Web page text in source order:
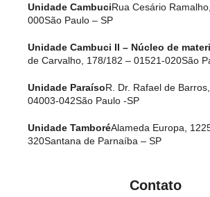
Unidade CambuciRua Cesário
000São Paulo – SP
Unidade Cambuci II – Núcleo de
de Carvalho, 178/182 – 01521-020São
Unidade ParaísoR. Dr. Rafael de
04003-042São Paulo -SP
Unidade TamboréAlameda Europa,
320Santana de Parnaíba – SP
Contato